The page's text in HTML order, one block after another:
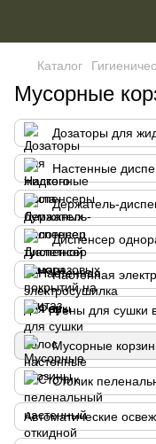
Каталог
Мусорные
Дозаторы для
Настенные
Держатель-
Диспенсер
Настенная
Фены для сушки
Мусорные
Столик
Автоматические